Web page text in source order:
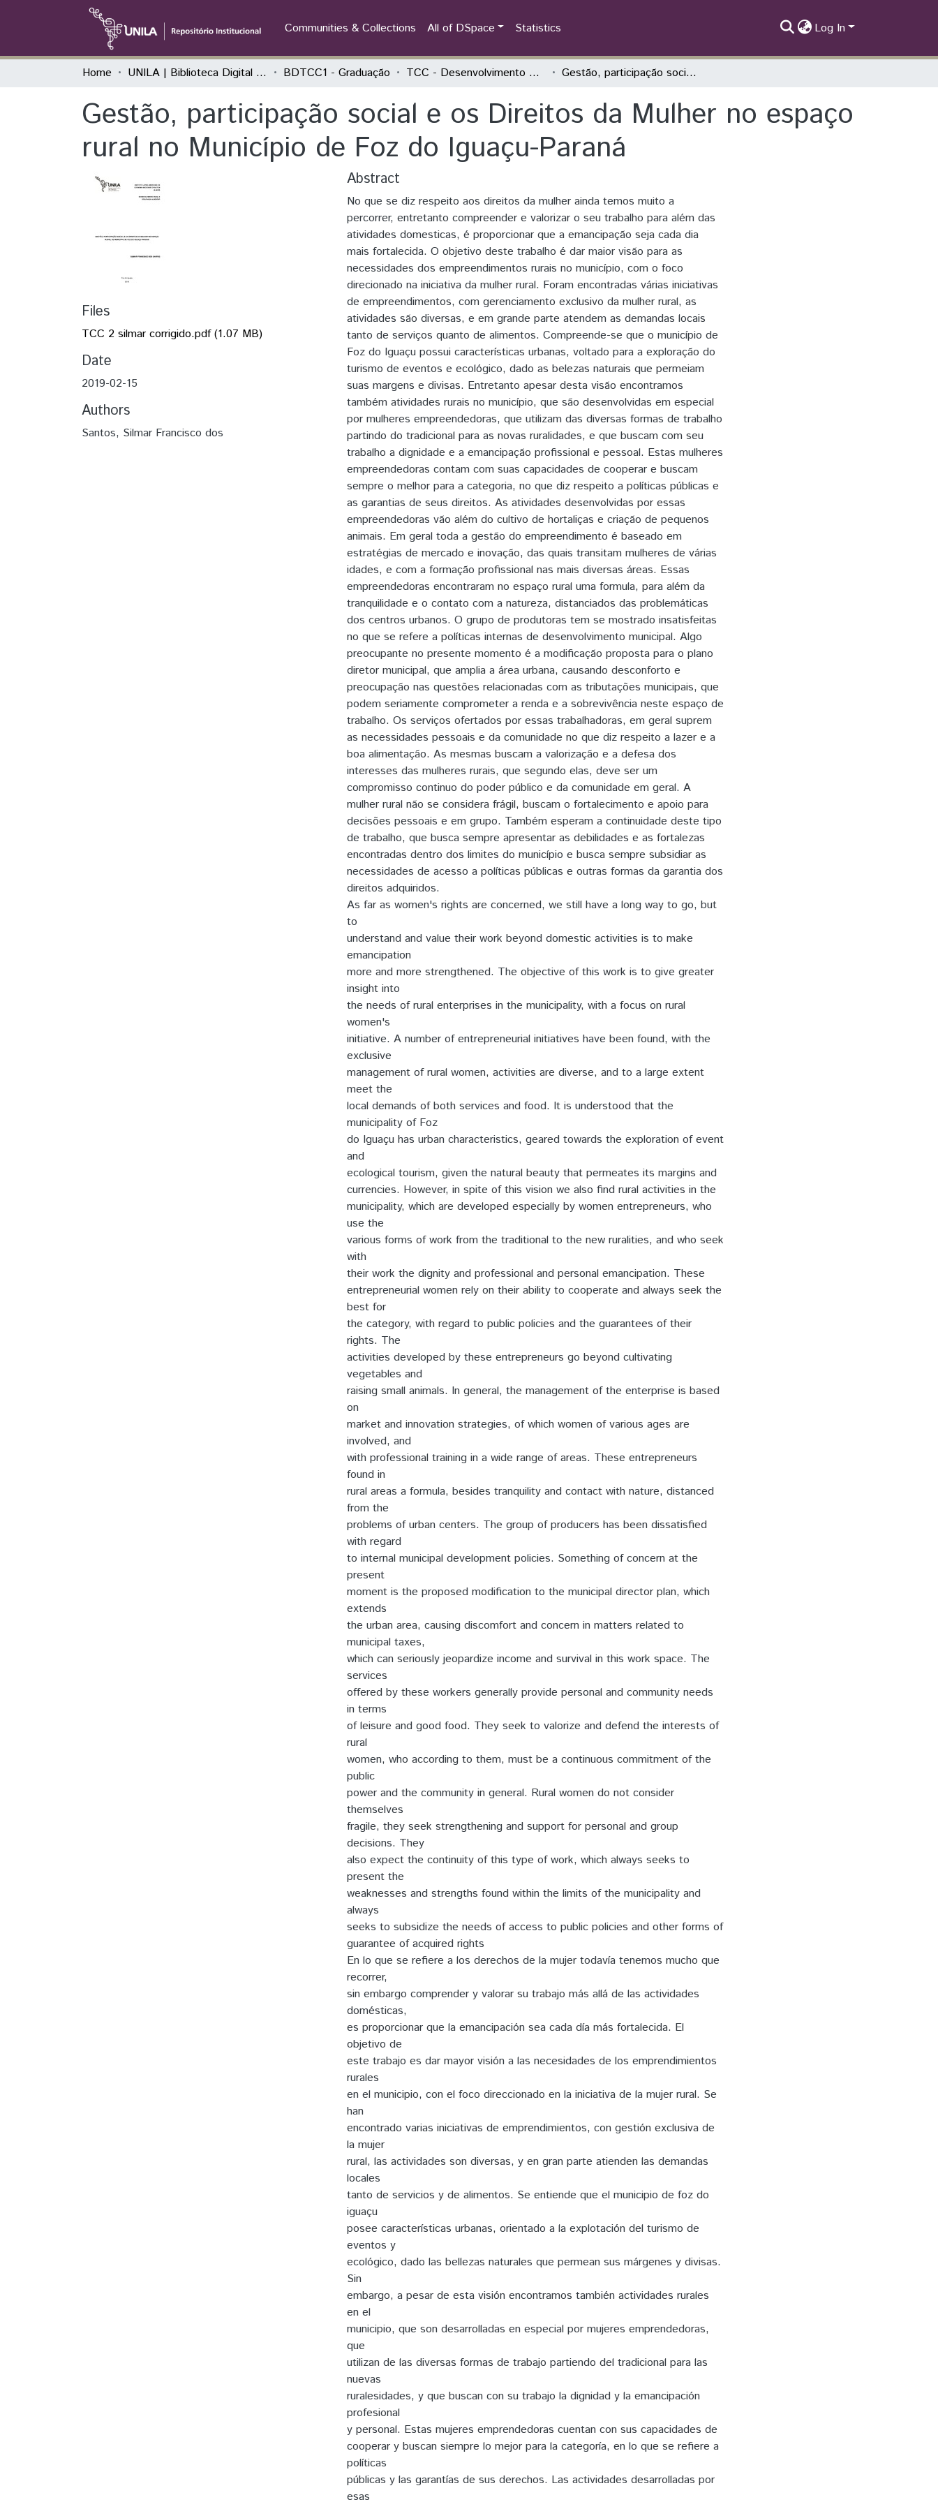
Communities & Collections All of DSpace Statistics Log In
Home UNILA | Biblioteca Digital de Trabalhos de Conclusão de Curso BDTCC1 - Graduação TCC - Desenvolvimento Rural e Segurança Alimentar Gestão, participação social e os Direitos da Mulher no espaço rural no Município de Foz do Iguaçu-Paraná
Gestão, participação social e os Direitos da Mulher no espaço
rural no Município de Foz do Iguaçu-Paraná
Files
TCC 2 silmar corrigido.pdf(1.07 MB)
Date
2019-02-15
Authors
Santos, Silmar Francisco dos
Abstract
No que se diz respeito aos direitos da mulher ainda temos muito a
percorrer, entretanto compreender e valorizar o seu trabalho para além das
atividades domesticas, é proporcionar que a emancipação seja cada dia
mais fortalecida. O objetivo deste trabalho é dar maior visão para as
necessidades dos empreendimentos rurais no município, com o foco
direcionado na iniciativa da mulher rural. Foram encontradas várias iniciativas
de empreendimentos, com gerenciamento exclusivo da mulher rural, as
atividades são diversas, e em grande parte atendem as demandas locais
tanto de serviços quanto de alimentos. Compreende-se que o município de
Foz do Iguaçu possui características urbanas, voltado para a exploração do
turismo de eventos e ecológico, dado as belezas naturais que permeiam
suas margens e divisas. Entretanto apesar desta visão encontramos
também atividades rurais no município, que são desenvolvidas em especial
por mulheres empreendedoras, que utilizam das diversas formas de trabalho
partindo do tradicional para as novas ruralidades, e que buscam com seu
trabalho a dignidade e a emancipação profissional e pessoal. Estas mulheres
empreendedoras contam com suas capacidades de cooperar e buscam
sempre o melhor para a categoria, no que diz respeito a políticas públicas e
as garantias de seus direitos. As atividades desenvolvidas por essas
empreendedoras vão além do cultivo de hortaliças e criação de pequenos
animais. Em geral toda a gestão do empreendimento é baseado em
estratégias de mercado e inovação, das quais transitam mulheres de várias
idades, e com a formação profissional nas mais diversas áreas. Essas
empreendedoras encontraram no espaço rural uma formula, para além da
tranquilidade e o contato com a natureza, distanciados das problemáticas
dos centros urbanos. O grupo de produtoras tem se mostrado insatisfeitas
no que se refere a políticas internas de desenvolvimento municipal. Algo
preocupante no presente momento é a modificação proposta para o plano
diretor municipal, que amplia a área urbana, causando desconforto e
preocupação nas questões relacionadas com as tributações municipais, que
podem seriamente comprometer a renda e a sobrevivência neste espaço de
trabalho. Os serviços ofertados por essas trabalhadoras, em geral suprem
as necessidades pessoais e da comunidade no que diz respeito a lazer e a
boa alimentação. As mesmas buscam a valorização e a defesa dos
interesses das mulheres rurais, que segundo elas, deve ser um
compromisso continuo do poder público e da comunidade em geral. A
mulher rural não se considera frágil, buscam o fortalecimento e apoio para
decisões pessoais e em grupo. Também esperam a continuidade deste tipo
de trabalho, que busca sempre apresentar as debilidades e as fortalezas
encontradas dentro dos limites do município e busca sempre subsidiar as
necessidades de acesso a políticas públicas e outras formas da garantia dos
direitos adquiridos.
As far as women's rights are concerned, we still have a long way to go, but
to
understand and value their work beyond domestic activities is to make
emancipation
more and more strengthened. The objective of this work is to give greater
insight into
the needs of rural enterprises in the municipality, with a focus on rural
women's
initiative. A number of entrepreneurial initiatives have been found, with the
exclusive
management of rural women, activities are diverse, and to a large extent
meet the
local demands of both services and food. It is understood that the
municipality of Foz
do Iguaçu has urban characteristics, geared towards the exploration of event
and
ecological tourism, given the natural beauty that permeates its margins and
currencies. However, in spite of this vision we also find rural activities in the
municipality, which are developed especially by women entrepreneurs, who
use the
various forms of work from the traditional to the new ruralities, and who seek
with
their work the dignity and professional and personal emancipation. These
entrepreneurial women rely on their ability to cooperate and always seek the
best for
the category, with regard to public policies and the guarantees of their
rights. The
activities developed by these entrepreneurs go beyond cultivating
vegetables and
raising small animals. In general, the management of the enterprise is based
on
market and innovation strategies, of which women of various ages are
involved, and
with professional training in a wide range of areas. These entrepreneurs
found in
rural areas a formula, besides tranquility and contact with nature, distanced
from the
problems of urban centers. The group of producers has been dissatisfied
with regard
to internal municipal development policies. Something of concern at the
present
moment is the proposed modification to the municipal director plan, which
extends
the urban area, causing discomfort and concern in matters related to
municipal taxes,
which can seriously jeopardize income and survival in this work space. The
services
offered by these workers generally provide personal and community needs
in terms
of leisure and good food. They seek to valorize and defend the interests of
rural
women, who according to them, must be a continuous commitment of the
public
power and the community in general. Rural women do not consider
themselves
fragile, they seek strengthening and support for personal and group
decisions. They
also expect the continuity of this type of work, which always seeks to
present the
weaknesses and strengths found within the limits of the municipality and
always
seeks to subsidize the needs of access to public policies and other forms of
guarantee of acquired rights
En lo que se refiere a los derechos de la mujer todavía tenemos mucho que
recorrer,
sin embargo comprender y valorar su trabajo más allá de las actividades
domésticas,
es proporcionar que la emancipación sea cada día más fortalecida. El
objetivo de
este trabajo es dar mayor visión a las necesidades de los emprendimientos
rurales
en el municipio, con el foco direccionado en la iniciativa de la mujer rural. Se
han
encontrado varias iniciativas de emprendimientos, con gestión exclusiva de
la mujer
rural, las actividades son diversas, y en gran parte atienden las demandas
locales
tanto de servicios y de alimentos. Se entiende que el municipio de foz do
iguaçu
posee características urbanas, orientado a la explotación del turismo de
eventos y
ecológico, dado las bellezas naturales que permean sus márgenes y divisas.
Sin
embargo, a pesar de esta visión encontramos también actividades rurales
en el
municipio, que son desarrolladas en especial por mujeres emprendedoras,
que
utilizan de las diversas formas de trabajo partiendo del tradicional para las
nuevas
ruralesidades, y que buscan con su trabajo la dignidad y la emancipación
profesional
y personal. Estas mujeres emprendedoras cuentan con sus capacidades de
cooperar y buscan siempre lo mejor para la categoría, en lo que se refiere a
políticas
públicas y las garantías de sus derechos. Las actividades desarrolladas por
esas